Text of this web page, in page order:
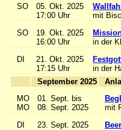
SO
05. Okt. 2025
17:00 Uhr
mit
SO
19. Okt. 2025
16:00 Uhr
in der
DI
21. Okt. 2025
17:15 Uhr
in der
September 2025
MO
MO
01. Sept. bis
08. Sept. 2025
mit
DI
23. Sept. 2025